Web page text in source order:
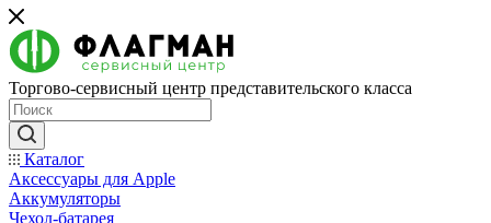
Торгово-сервисный центр представительского класса
Каталог
Аксессуары для Apple
Аккумуляторы
Чехол-батарея